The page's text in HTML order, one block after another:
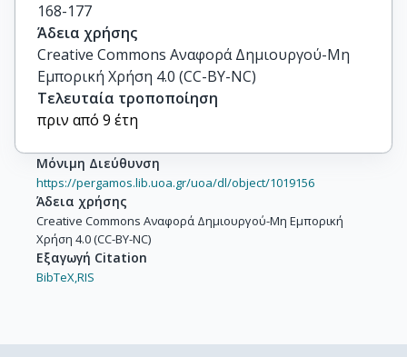
168-177
Άδεια χρήσης
Creative Commons Αναφορά Δημιουργού-Μη
Εμπορική Χρήση 4.0 (CC-BY-NC)
Τελευταία τροποποίηση
πριν από 9 έτη
Μόνιμη Διεύθυνση
https://pergamos.lib.uoa.gr/uoa/dl/object/1019156
Άδεια χρήσης
Creative Commons Αναφορά Δημιουργού-Μη Εμπορική
Χρήση 4.0 (CC-BY-NC)
Εξαγωγή Citation
BibTeX,RIS